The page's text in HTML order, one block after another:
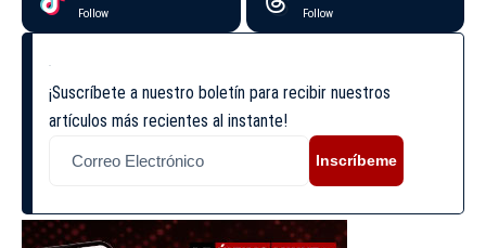
Follow Follow
¡Suscríbete a nuestro boletín para recibir nuestros
artículos más recientes al instante!
Inscríbeme